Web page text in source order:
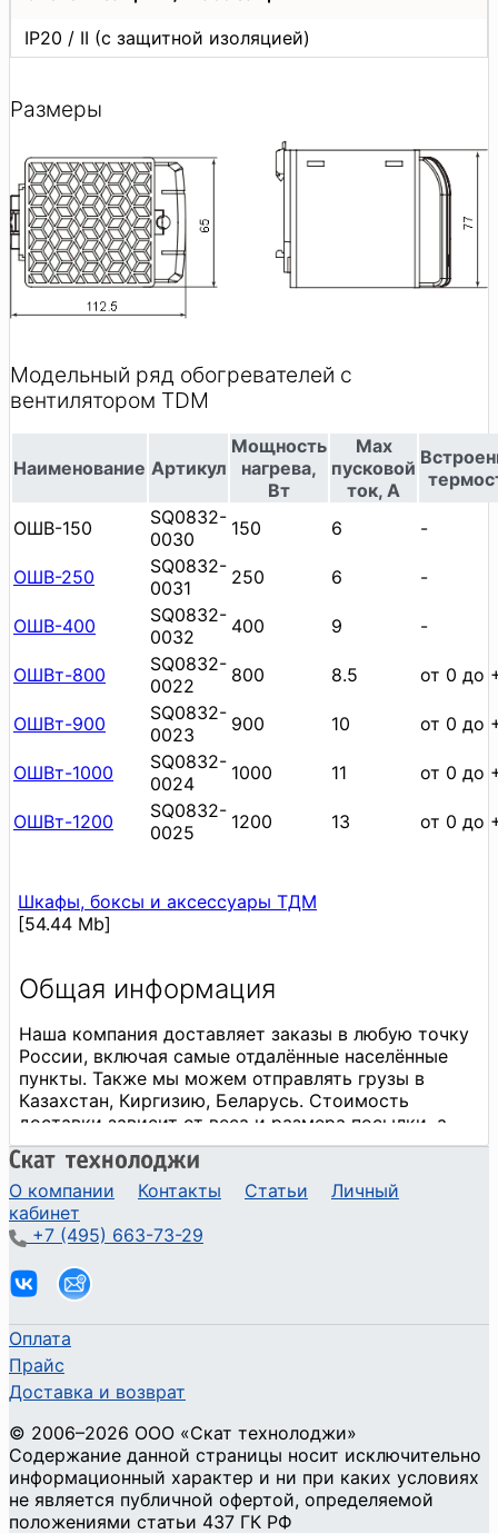
IP20 / II (с защитной изоляцией)
Размеры
Модельный ряд обогревателей с
вентилятором TDM
Наименование Артикул
Мощность
нагрева,
Вт
Max
пусковой
ток, A
ОШВ-150
SQ0832-
0030
150 6 -
ОШВ-250
SQ0832-
0031
250 6 -
ОШВ-400
SQ0832-
0032
400 9 -
ОШВт-800
SQ0832-
0022
800 8.5 от 0 до
ОШВт-900
SQ0832-
0023
900 10 от 0 до
ОШВт-1000
SQ0832-
0024
1000 11 от 0 до
ОШВт-1200
SQ0832-
0025
1200 13 от 0 до
Шкафы, боксы и аксессуары ТДМ
[54.44 Mb]
О компании Контакты Статьи
Личный
кабинет
+7 (495) 663-73-29
Оплата
Прайс
Доставка и возврат
© 2006–2026 ООО «Скат технолоджи»
Содержание данной страницы носит исключительно
информационный характер и ни при каких условиях
не является публичной офертой, определяемой
положениями статьи 437 ГК РФ